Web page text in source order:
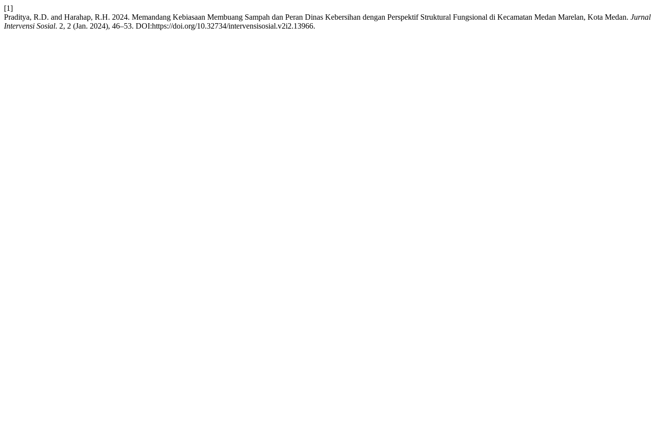
[1]
Praditya, R.D. and Harahap, R.H. 2024. Memandang Kebiasaan Membuang Sampah dan Peran Dinas Kebersihan dengan Perspektif Struktural Fungsional di Kecamatan Medan Marelan, Kota Medan. Jurnal
Intervensi Sosial. 2, 2 (Jan. 2024), 46–53. DOI:https://doi.org/10.32734/intervensisosial.v2i2.13966.